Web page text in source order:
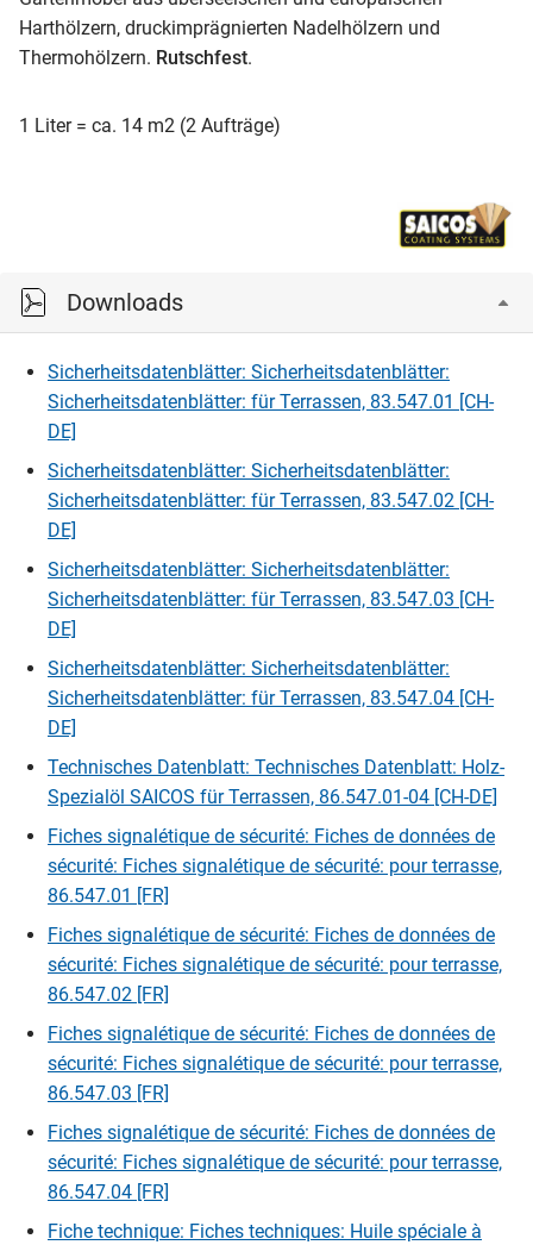
Harthölzern, druckimprägnierten Nadelhölzern und
Thermohölzern. Rutschfest.
1 Liter = ca. 14 m2 (2 Aufträge)
Downloads
Sicherheitsdatenblätter: Sicherheitsdatenblätter:
Sicherheitsdatenblätter: für Terrassen, 83.547.01 [CH-
DE]
Sicherheitsdatenblätter: Sicherheitsdatenblätter:
Sicherheitsdatenblätter: für Terrassen, 83.547.02 [CH-
DE]
Sicherheitsdatenblätter: Sicherheitsdatenblätter:
Sicherheitsdatenblätter: für Terrassen, 83.547.03 [CH-
DE]
Sicherheitsdatenblätter: Sicherheitsdatenblätter:
Sicherheitsdatenblätter: für Terrassen, 83.547.04 [CH-
DE]
Technisches Datenblatt: Technisches Datenblatt: Holz-
Spezialöl SAICOS für Terrassen, 86.547.01-04 [CH-DE]
Fiches signalétique de sécurité: Fiches de données de
sécurité: Fiches signalétique de sécurité: pour terrasse,
86.547.01 [FR]
Fiches signalétique de sécurité: Fiches de données de
sécurité: Fiches signalétique de sécurité: pour terrasse,
86.547.02 [FR]
Fiches signalétique de sécurité: Fiches de données de
sécurité: Fiches signalétique de sécurité: pour terrasse,
86.547.03 [FR]
Fiches signalétique de sécurité: Fiches de données de
sécurité: Fiches signalétique de sécurité: pour terrasse,
86.547.04 [FR]
Fiche technique: Fiches techniques: Huile spéciale à